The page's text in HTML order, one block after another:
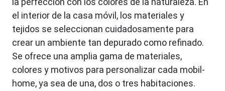
el interior de la casa móvil, los materiales y
tejidos se seleccionan cuidadosamente para
crear un ambiente tan depurado como refinado.
Se ofrece una amplia gama de materiales,
colores y motivos para personalizar cada mobil-
home, ya sea de una, dos o tres habitaciones.